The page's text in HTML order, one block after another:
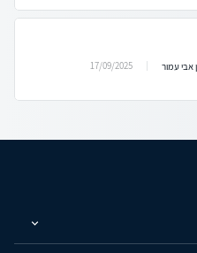
אבי עמור 17/09/2025